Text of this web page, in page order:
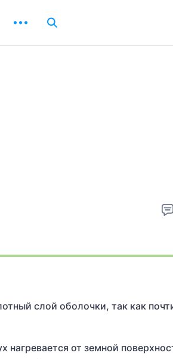
слой оболочки, так как
нагревается от земной